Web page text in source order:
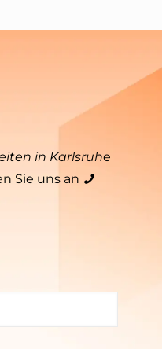
in Karlsruhe
Sie uns an